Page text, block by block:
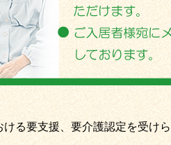
る要支援、要介護認定を受け